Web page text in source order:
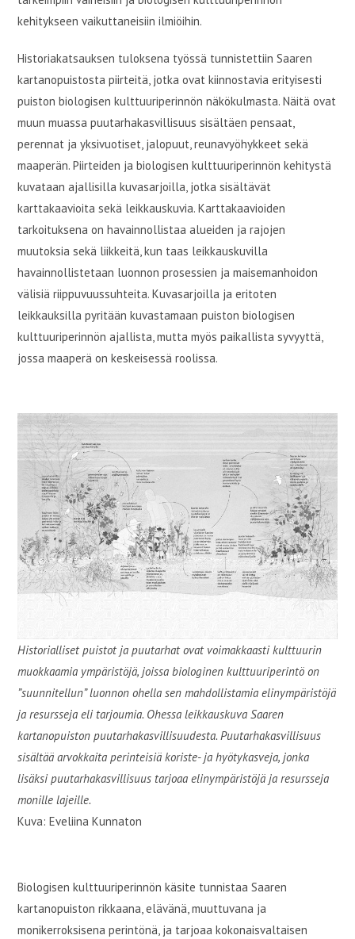
kehitykseen vaikuttaneisiin ilmiöihin.
Historiakatsauksen tuloksena työssä tunnistettiin Saaren
kartanopuistosta piirteitä, jotka ovat kiinnostavia erityisesti
puiston biologisen kulttuuriperinnön näkökulmasta. Näitä ovat
muun muassa puutarhakasvillisuus sisältäen pensaat,
perennat ja yksivuotiset, jalopuut, reunavyöhykkeet sekä
maaperän. Piirteiden ja biologisen kulttuuriperinnön kehitystä
kuvataan ajallisilla kuvasarjoilla, jotka sisältävät
karttakaavioita sekä leikkauskuvia. Karttakaavioiden
tarkoituksena on havainnollistaa alueiden ja rajojen
muutoksia sekä liikkeitä, kun taas leikkauskuvilla
havainnollistetaan luonnon prosessien ja maisemanhoidon
välisiä riippuvuussuhteita. Kuvasarjoilla ja eritoten
leikkauksilla pyritään kuvastamaan puiston biologisen
kulttuuriperinnön ajallista, mutta myös paikallista syvyyttä,
jossa maaperä on keskeisessä roolissa.
Historialliset puistot ja puutarhat ovat voimakkaasti kulttuurin
muokkaamia ympäristöjä, joissa biologinen kulttuuriperintö on
”suunnitellun” luonnon ohella sen mahdollistamia elinympäristöjä
ja resursseja eli tarjoumia. Ohessa leikkauskuva Saaren
kartanopuiston puutarhakasvillisuudesta. Puutarhakasvillisuus
sisältää arvokkaita perinteisiä koriste- ja hyötykasveja, jonka
lisäksi puutarhakasvillisuus tarjoaa elinympäristöjä ja resursseja
monille lajeille.
Kuva: Eveliina Kunnaton
Biologisen kulttuuriperinnön käsite tunnistaa Saaren
kartanopuiston rikkaana, elävänä, muuttuvana ja
monikerroksisena perintönä, ja tarjoaa kokonaisvaltaisen